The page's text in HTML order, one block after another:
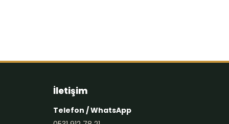
İletişim
Telefon / WhatsApp